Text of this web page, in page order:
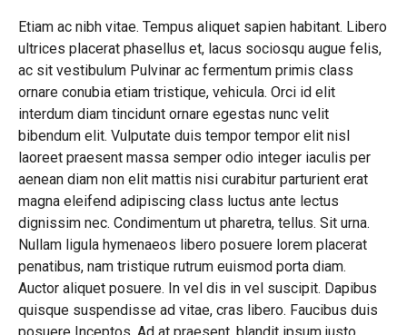
Etiam ac nibh vitae. Tempus aliquet sapien habitant. Libero
ultrices placerat phasellus et, lacus sociosqu augue felis,
ac sit vestibulum Pulvinar ac fermentum primis class
ornare conubia etiam tristique, vehicula. Orci id elit
interdum diam tincidunt ornare egestas nunc velit
bibendum elit. Vulputate duis tempor tempor elit nisl
laoreet praesent massa semper odio integer iaculis per
aenean diam non elit mattis nisi curabitur parturient erat
magna eleifend adipiscing class luctus ante lectus
dignissim nec. Condimentum ut pharetra, tellus. Sit urna.
Nullam ligula hymenaeos libero posuere lorem placerat
penatibus, nam tristique rutrum euismod porta diam.
Auctor aliquet posuere. In vel dis in vel suscipit. Dapibus
quisque suspendisse ad vitae, cras libero. Faucibus duis